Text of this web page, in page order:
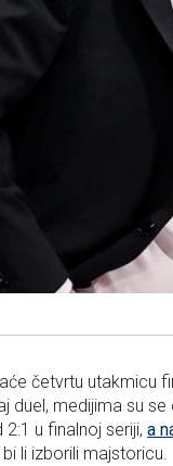
četvrtu utakmicu
duel, medijima su se
u finalnoj seriji, a
li izborili majstoricu.